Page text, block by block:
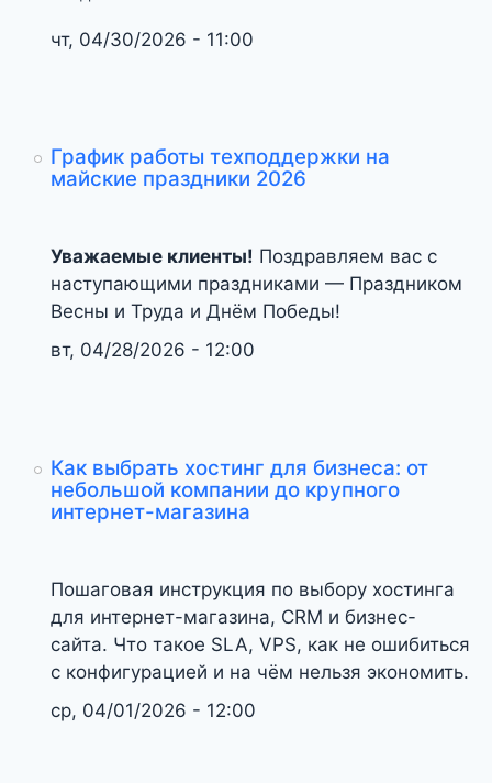
чт, 04/30/2026 - 11:00
График работы техподдержки на
майские праздники 2026
Уважаемые клиенты! Поздравляем вас с
наступающими праздниками — Праздником
Весны и Труда и Днём Победы!
вт, 04/28/2026 - 12:00
Как выбрать хостинг для бизнеса: от
небольшой компании до крупного
интернет-магазина
Пошаговая инструкция по выбору хостинга
для интернет-магазина, CRM и бизнес-
сайта. Что такое SLA, VPS, как не ошибиться
с конфигурацией и на чём нельзя экономить.
ср, 04/01/2026 - 12:00